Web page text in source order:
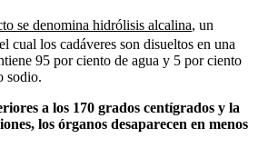
se denomina hidrólisis alcalina, un
cual los cadáveres son disueltos en una
95 por ciento de agua y 5 por ciento
sodio.
a los 170 grados centígrados y la
los órganos desaparecen en menos